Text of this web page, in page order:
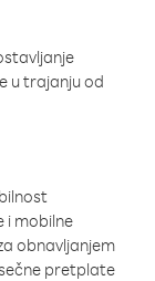
u trajanju od
i mobilne
obnavljanjem
pretplate